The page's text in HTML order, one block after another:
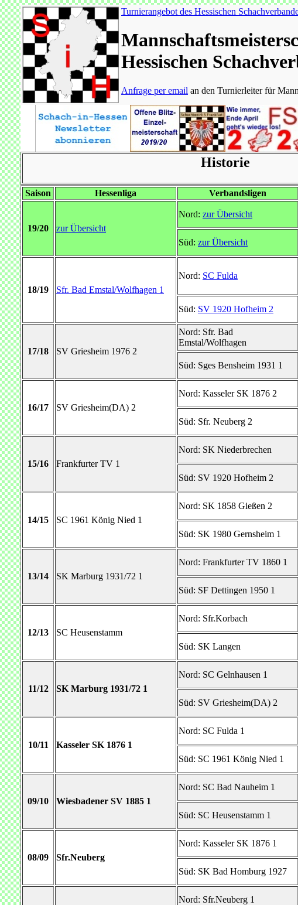
Turnierangebot des Hessischen
Hessischen
Anfrage per email an den Turnierleiter für
Historie
Saison Hessenliga Verbandsligen
19/20 zur Übersicht
Nord: zur Übersicht
Süd: zur Übersicht
18/19 Sfr. Bad Emstal/Wolfhagen 1
Nord: SC Fulda
Süd: SV 1920 Hofheim 2
17/18 SV Griesheim 1976 2
Nord: Sfr. Bad
Emstal/Wolfhagen
Süd: Sges Bensheim 1931 1
16/17 SV Griesheim(DA) 2
Nord: Kasseler SK 1876 2
Süd: Sfr. Neuberg 2
15/16 Frankfurter TV 1
Nord: SK Niederbrechen
Süd: SV 1920 Hofheim 2
14/15 SC 1961 König Nied 1
Nord: SK 1858 Gießen 2
Süd: SK 1980 Gernsheim 1
13/14 SK Marburg 1931/72 1
Nord: Frankfurter TV 1860 1
Süd: SF Dettingen 1950 1
12/13 SC Heusenstamm
Nord: Sfr.Korbach
Süd: SK Langen
11/12 SK Marburg 1931/72 1
Nord: SC Gelnhausen 1
Süd: SV Griesheim(DA) 2
10/11 Kasseler SK 1876 1
Nord: SC Fulda 1
Süd: SC 1961 König Nied 1
09/10 Wiesbadener SV 1885 1
Nord: SC Bad Nauheim 1
Süd: SC Heusenstamm 1
08/09 Sfr.Neuberg
Nord: Kasseler SK 1876 1
Süd: SK Bad Homburg 1927
Nord: Sfr.Neuberg 1